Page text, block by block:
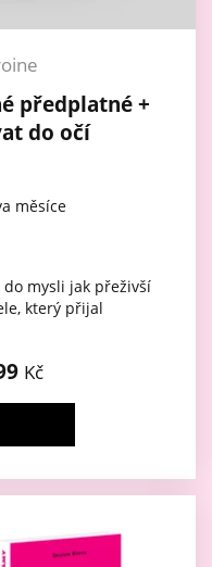
předplatné +
do očí
měsíce
mysli jak přeživší
který přijal
Kč